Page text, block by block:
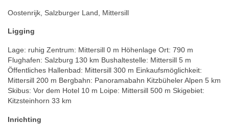
Oostenrijk, Salzburger Land, Mittersill
Ligging
Lage: ruhig Zentrum: Mittersill 0 m Höhenlage Ort: 790 m
Flughafen: Salzburg 130 km Bushaltestelle: Mittersill 5 m
Öffentliches Hallenbad: Mittersill 300 m Einkaufsmöglichkeit:
Mittersill 200 m Bergbahn: Panoramabahn Kitzbüheler Alpen 5 km
Skibus: Vor dem Hotel 10 m Loipe: Mittersill 500 m Skigebiet:
Kitzsteinhorn 33 km
Inrichting